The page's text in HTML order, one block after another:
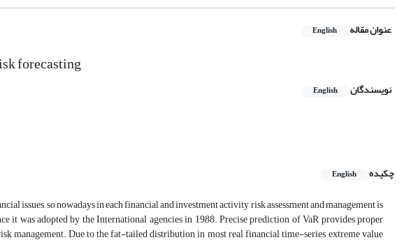
عنوان مقاله English
forecasting
نویسندگان English
چکیده
English
issues, so nowadays in each financial and investment activity risk assessment and management is
it was adopted by the International agencies in 1988. Precise prediction of VaR provides proper
management. Due to the fat-tailed distribution in most real financial time-series, extreme value